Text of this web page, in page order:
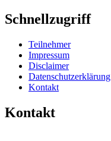
Schnellzugriff
Teilnehmer
Impressum
Disclaimer
Datenschutzerklärung
Kontakt
Kontakt